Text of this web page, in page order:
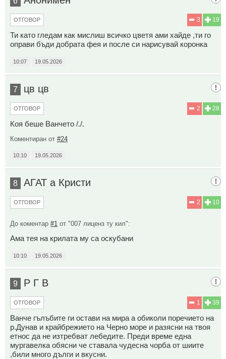
19
3
ОТГОВОР
Ти като гледам как мислиш всичко цветя ами хайде ,ти го
оправи бъди добрата фея и после си нарисувай коронка
10:07 19.05.2026
7 цв цв
28
2
ОТГОВОР
Коя беше Ванчето /./.
Коментиран от #24
10:10 19.05.2026
8 АГАТ а Кристи
10
2
ОТГОВОР
До коментар #1 от "007 лиценз ту кил":
Ама тея на крилата му са оскубани
10:10 19.05.2026
9 Р Г В
39
1
ОТГОВОР
Ванче гълъбите ги остави на мира а обиколи поречието на
р.Дунав и крайбрежието на Черно море и разясни на твоя
етнос да не изтребват лебедите. Преди време една
мургавелка обясни че ставала чудесна чорба от шиите
,били много дълги и вкусни.